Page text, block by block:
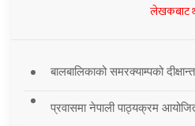
लेखकबाट
बालबालिकाको समरक्याम्पको दीक्षान्त
प्रवासमा नेपाली पाठ्यक्रम